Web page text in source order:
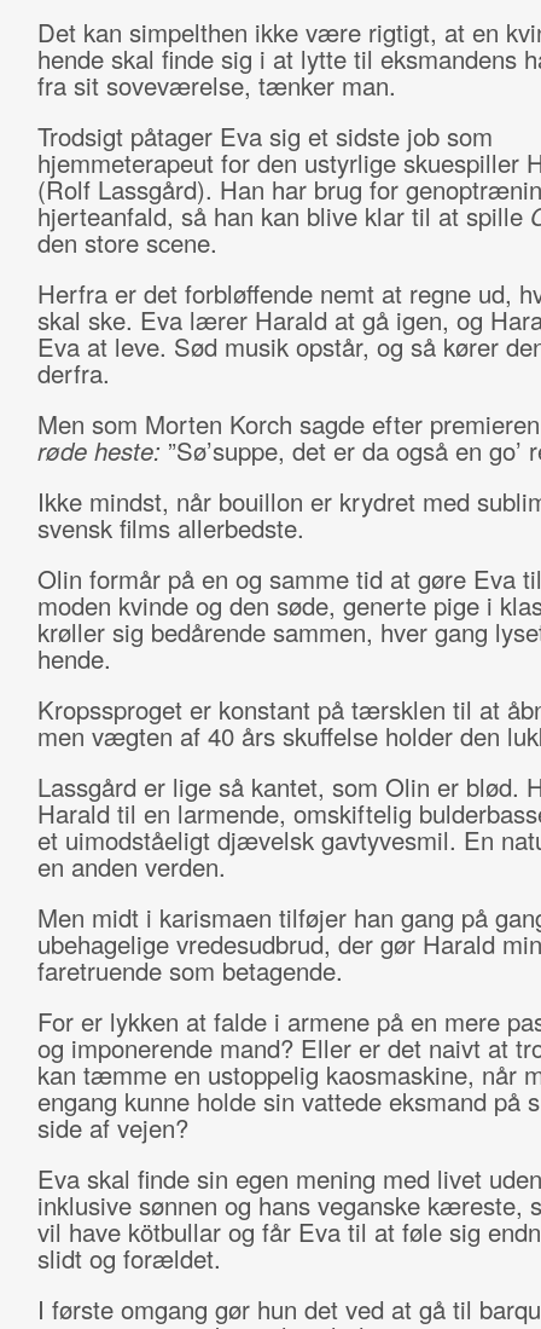
Det kan simpelthen ikke være rigtigt, at en
hende skal finde sig i at lytte til eksmandens
fra sit soveværelse, tænker man.
Trodsigt påtager Eva sig et sidste job som
hjemmeterapeut for den ustyrlige skuespiller
(Rolf Lassgård). Han har brug for
hjerteanfald, så han kan blive klar til at spille
den store scene.
Herfra er det forbløffende nemt at regne ud,
skal ske. Eva lærer Harald at gå igen, og
Eva at leve. Sød musik opstår, og så kører
derfra.
Men som Morten Korch sagde efter
røde heste: ”Sø’suppe, det er da også en go’
Ikke mindst, når bouillon er krydret med
svensk films allerbedste.
Olin formår på en og samme tid at gøre Eva
moden kvinde og den søde, generte pige i
krøller sig bedårende sammen, hver gang
hende.
Kropssproget er konstant på tærsklen til at
men vægten af 40 års skuffelse holder den
Lassgård er lige så kantet, som Olin er blød.
Harald til en larmende, omskiftelig
et uimodståeligt djævelsk gavtyvesmil. En
en anden verden.
Men midt i karismaen tilføjer han gang på
ubehagelige vredesudbrud, der gør Harald
faretruende som betagende.
For er lykken at falde i armene på en mere
og imponerende mand? Eller er det naivt at
kan tæmme en ustoppelig kaosmaskine, når
engang kunne holde sin vattede eksmand på
side af vejen?
Eva skal finde sin egen mening med livet
inklusive sønnen og hans veganske kæreste,
vil have kötbullar og får Eva til at føle sig
slidt og forældet.
I første omgang gør hun det ved at gå til